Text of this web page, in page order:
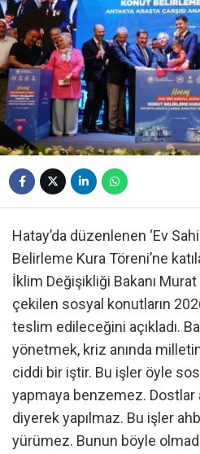
Hatay’da düzenlenen ‘Ev
Belirleme Kura Töreni’ne
İklim Değişikliği Bakanı Murat
çekilen sosyal konutların
teslim edileceğini açıkladı.
yönetmek, kriz anında
ciddi bir iştir. Bu işler öyle
yapmaya benzemez. Dostlar
diyerek yapılmaz. Bu işler
yürümez. Bunun böyle